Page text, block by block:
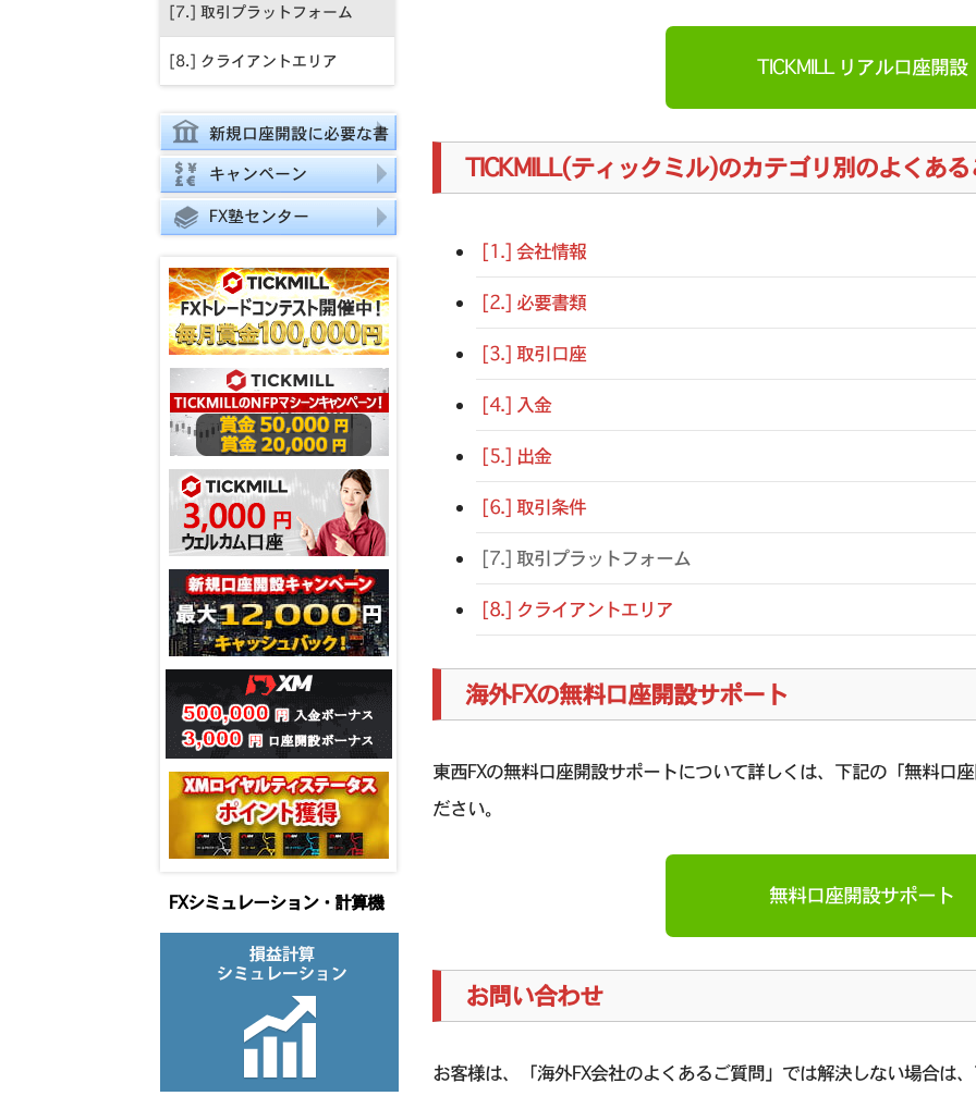
[7.] 取引プラットフォーム
[8.] クライアントエリア
新規口座開設に必要な書
類
キャンペーン
FX塾センター
FXシミュレーション・計算機
TICKMILL リアル口座開設
TICKMILL(ティックミル)のカテゴリ別のよくあ
[1.] 会社情報
[2.] 必要書類
[3.] 取引口座
[4.] 入金
[5.] 出金
[6.] 取引条件
[7.] 取引プラットフォーム
[8.] クライアントエリア
海外FXの無料口座開設サポート
東西FXの無料口座開設サポートについて詳しくは、下記の「無料口
ださい。
無料口座開設サポート
お問い合わせ
お客様は、「海外FX会社のよくあるご質問」では解決しない場合は